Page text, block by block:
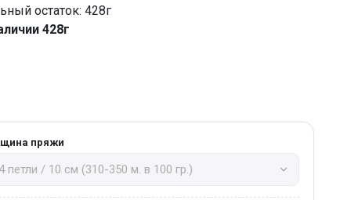
остаток: 428г
428г
пряжи